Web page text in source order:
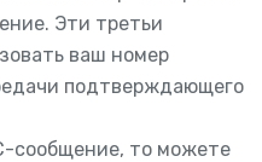
Эти третьи
ваш номер
подтверждающего
сообщение, то можете